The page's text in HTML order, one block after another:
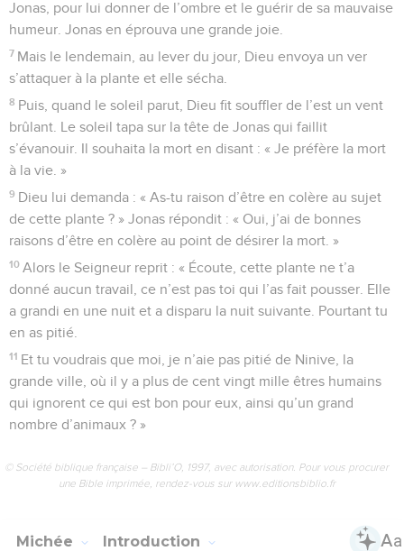
Jonas, pour lui donner de l’ombre et le guérir de sa mauvaise
humeur. Jonas en éprouva une grande joie.
7 Mais le lendemain, au lever du jour, Dieu envoya un ver
s’attaquer à la plante et elle sécha.
8 Puis, quand le soleil parut, Dieu fit souffler de l’est un vent
brûlant. Le soleil tapa sur la tête de Jonas qui faillit
s’évanouir. Il souhaita la mort en disant : « Je préfère la mort
à la vie. »
9 Dieu lui demanda : « As-tu raison d’être en colère au sujet
de cette plante ? » Jonas répondit : « Oui, j’ai de bonnes
raisons d’être en colère au point de désirer la mort. »
10 Alors le Seigneur reprit : « Écoute, cette plante ne t’a
donné aucun travail, ce n’est pas toi qui l’as fait pousser. Elle
a grandi en une nuit et a disparu la nuit suivante. Pourtant tu
en as pitié.
11 Et tu voudrais que moi, je n’aie pas pitié de Ninive, la
grande ville, où il y a plus de cent vingt mille êtres humains
qui ignorent ce qui est bon pour eux, ainsi qu’un grand
nombre d’animaux ? »
© Société biblique française – Bibli’O, 1997, avec autorisation. Pour vous procurer
une Bible imprimée, rendez-vous sur www.editionsbiblio.fr
Michée Introduction